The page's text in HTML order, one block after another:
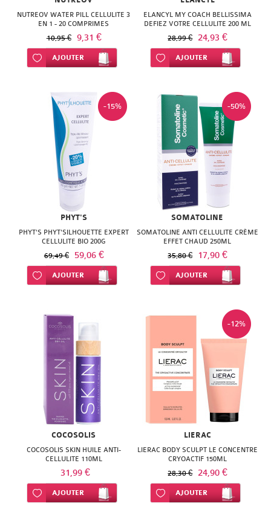
NATURAL
NUTRITION
PLUS
ISODIS
PHYSCIENCE
PHYTEA
PILEJE
QUINTON
VERTE
BAIN
LE
SENS
FLEURS
FORM
NATESSANCE
NATURACTIVE
PHYTAROMASOL
PHYTOSUN
AROMS
PRANAROM
SOLGAR
NUTREOV WATER PILL CELLULITE 3
EN 1 - 20 COMPRIMES
10,95 € 9,31 €
Ajouter à ma liste d’envie
AJOUTER
ELANCYL MY COACH BELLISSIMA
DEFIEZ VOTRE CELLULITE 200 ML
28,99 € 24,93 €
Ajouter à ma liste d’envie
AJOUTER
-15%
PHYT'S
PHYT'S PHYT'SILHOUETTE EXPERT
CELLULITE BIO 200G
69,49 € 59,06 €
Ajouter à ma liste d’envie
AJOUTER
-50%
SOMATOLINE
SOMATOLINE ANTI CELLULITE CRÈME
EFFET CHAUD 250ML
35,80 € 17,90 €
Ajouter à ma liste d’envie
AJOUTER
COCOSOLIS
COCOSOLIS SKIN HUILE ANTI-
CELLULITE 110ML
31,99 €
Ajouter à ma liste d’envie
AJOUTER
-12%
LIERAC
LIERAC BODY SCULPT LE CONCENTRE
CRYOACTIF 150ML
28,30 € 24,90 €
Ajouter à ma liste d’envie
AJOUTER